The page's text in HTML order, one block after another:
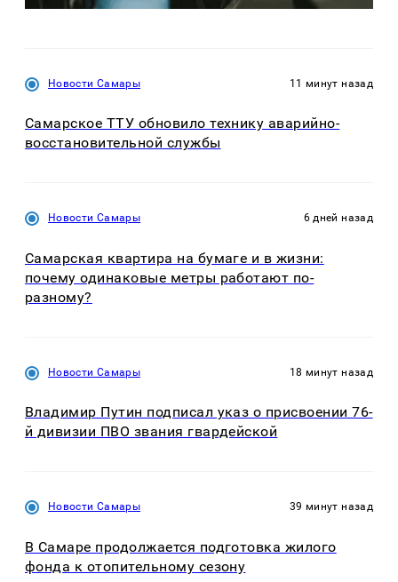
Новости Самары 11 минут назад
Самарское ТТУ обновило технику аварийно-
восстановительной службы
Новости Самары 6 дней назад
Самарская квартира на бумаге и в жизни:
почему одинаковые метры работают по-
разному?
Новости Самары 18 минут назад
Владимир Путин подписал указ о присвоении 76-
й дивизии ПВО звания гвардейской
Новости Самары 39 минут назад
В Самаре продолжается подготовка жилого
фонда к отопительному сезону